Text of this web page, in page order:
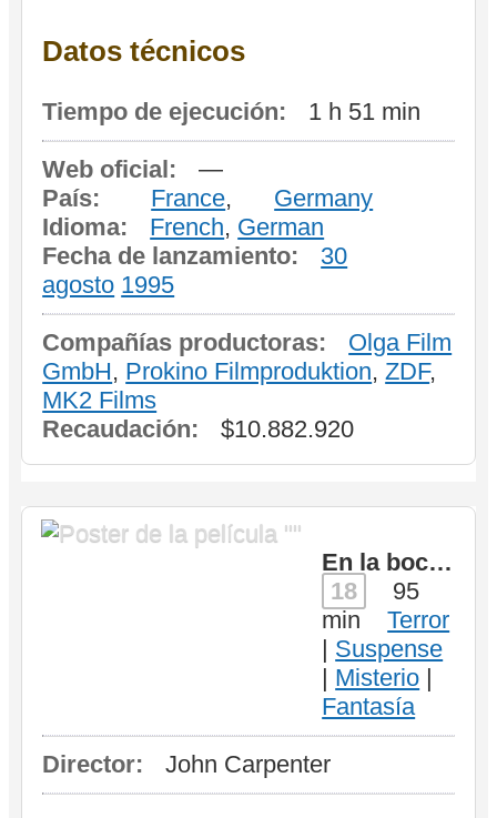
Datos técnicos
Tiempo de ejecución: 1 h 51 min
Web oficial:
—
País:
France,
Germany
Idioma:
French, German
Fecha de lanzamiento:
30
agosto 1995
Compañías productoras:
Olga Film
GmbH, Prokino Filmproduktion,ZDF,
MK2 Films
Recaudación:
$10.882.920
En la boca del miedo
18
95
min
Terror
Suspense
Misterio
Fantasía
Director: John Carpenter